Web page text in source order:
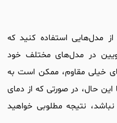
مدل‌هایی استفاده کنید که
کویین در مدل‌های مختلف خود
خیلی مقاوم، ممکن است به
این حال، در صورتی که از دمای
نتیجه مطلوبی خواهید